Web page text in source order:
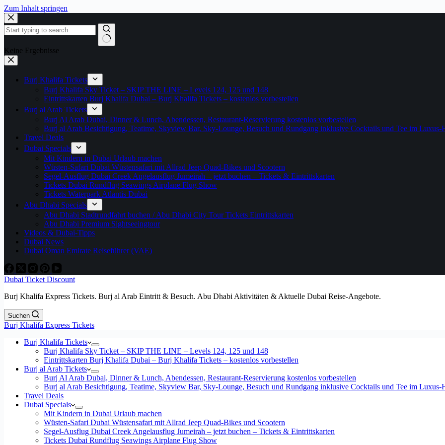
Zum Inhalt springen
Keine Ergebnisse
Burj Khalifa Tickets
Burj Khalifa Sky Ticket – SKIP THE LINE – Levels 124, 125 und 148
Eintrittskarten Burj Khalifa Dubai – Burj Khalifa Tickets – kostenlos vorbestellen
Burj al Arab Tickets
Burj Al Arab Dubai, Dinner & Lunch, Abendessen, Restaurant-Reservierung kostenlos vorbestellen
Burj al Arab Besichtigung, Teatime, Skyview Bar, Sky-Lounge, Besuch und Rundgang inklusive Cocktails und Tee im Luxus-
Travel Deals
Dubai Specials
Mit Kindern in Dubai Urlaub machen
Wüsten-Safari Dubai Wüstensafari mit Allrad Jeep Quad-Bikes und Scootern
Segel-Ausflug Dubai Creek Angelausflug Jumeirah – jetzt buchen – Tickets & Eintrittskarten
Tickets Dubai Rundflug Seawings Airplane Flug Show
Tickets Waterpark Atlantis Dubai
Abu Dhabi Specials
Abu Dhabi Stadtrundfahrt buchen / Abu Dhabi City Tour Tickets Eintrittskarten
Abu Dhabi Premium Sightseeingtour
Videos & Dubai-Tipps
Dubai News
Dubai Oman Emirate Reiseführer (VAE)
Dubai Ticket Discount
Burj Khalifa Express Tickets. Burj al Arab Eintritt & Besuch. Abu Dhabi Aktivitäten & Aktuelle Dubai Reise-Angebote.
Suchen
Burj Khalifa Express Tickets
Burj Khalifa Tickets
Burj Khalifa Sky Ticket – SKIP THE LINE – Levels 124, 125 und 148
Eintrittskarten Burj Khalifa Dubai – Burj Khalifa Tickets – kostenlos vorbestellen
Burj al Arab Tickets
Burj Al Arab Dubai, Dinner & Lunch, Abendessen, Restaurant-Reservierung kostenlos vorbestellen
Burj al Arab Besichtigung, Teatime, Skyview Bar, Sky-Lounge, Besuch und Rundgang inklusive Cocktails und Tee im Luxus-
Travel Deals
Dubai Specials
Mit Kindern in Dubai Urlaub machen
Wüsten-Safari Dubai Wüstensafari mit Allrad Jeep Quad-Bikes und Scootern
Segel-Ausflug Dubai Creek Angelausflug Jumeirah – jetzt buchen – Tickets & Eintrittskarten
Tickets Dubai Rundflug Seawings Airplane Flug Show